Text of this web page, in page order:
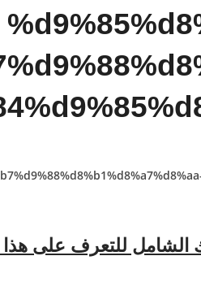
للتعرف على هذا